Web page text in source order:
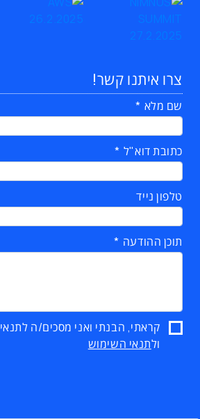
צרו איתנו קשר!
שם מלא
כתובת דוא"ל
טלפון נייד
תוכן ההודעה
קראתי, הבנתי ואני מסכים/ה לתנאי
ולתנאי השימוש